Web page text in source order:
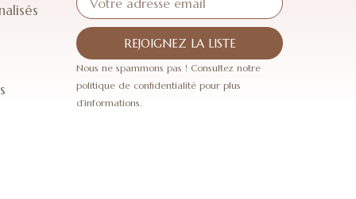
REJOIGNEZ LA LISTE
Nous ne spammons pas ! Consultez notre
politique de confidentialité pour plus
d’informations.